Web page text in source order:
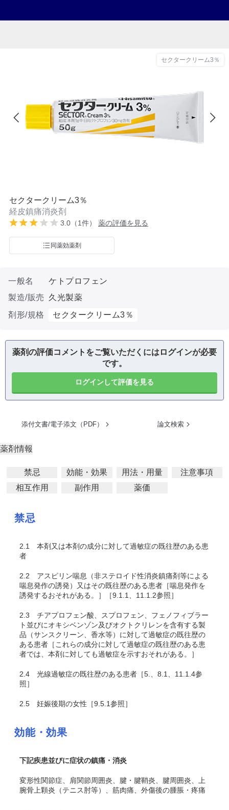
セクタークリーム3％
セクタークリーム3％
経皮鎮痛消炎剤
3.0（1件） 薬の評価を見る
同薬効薬剤
一般名
ケトプロフェン
製造/販売
久光製薬
剤形/規格
セクタークリーム3％
薬剤の評価コメントをご覧いただくにはログインが必要
です。
ログインして評価を見る
添付文書/電子添文（PDF） 論文検索
薬剤情報
禁忌 効能・効果 用法・用量
注意事項
相互作用
副作用 薬価
禁忌
2.1
本剤又は本剤の成分に対して過敏症の既往歴のある患
者
2.2 アスピリン喘息（非ステロイド性消炎鎮痛剤等による
喘息発作の誘発）又はその既往歴のある患者［喘息発作を
誘発するおそれがある。］［9.1.1、11.1.2参照］
2.3 チアプロフェン酸、スプロフェン、フェノフィブラー
ト並びにオキシベンゾン及びオクトクリレンを含有する製
品（サンスクリーン、香水等）に対して過敏症の既往歴の
ある患者［これらの成分に対して過敏症の既往歴のある患
者では、本剤に対しても過敏症を示すおそれがある 。］
2.4 光線過敏症の既往歴のある患者［5.、8.1、11.1.4参
照］
2.5 妊娠後期の女性［9.5.1参照］
効能・効果
下記疾患並びに症状の鎮痛・消炎
変形性関節症、肩関節周囲炎、腱・腱鞘炎、腱周囲炎、上
腕骨上顆炎（テニス肘等）、筋肉痛、外傷後の腫脹・疼痛